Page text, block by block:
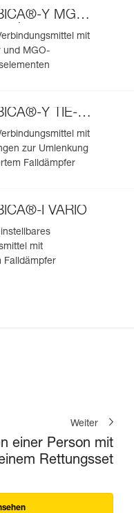
Y MGO
mit
und MGO-
Y TIE-
mit
zur Umlenkung
Falldämpfer
I VARIO
mit
Falldämpfer
Weiter
einer Person mit
Rettungsset